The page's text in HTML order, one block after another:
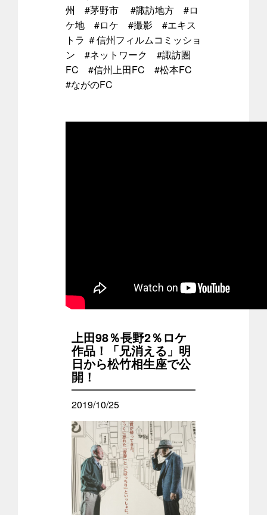
州 #茅野市 #諏訪地方 #ロ
ケ地 #ロケ #撮影 #エキス
トラ ＃信州フィルムコミッショ
ン #ネットワーク #諏訪圏
FC #信州上田FC #松本FC
#ながのFC
上田98％長野2％ロケ
作品！「兄消える」明
日から松竹相生座で公
開！
2019/10/25